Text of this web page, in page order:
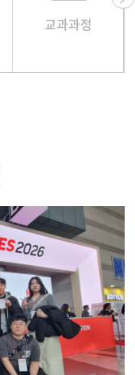
교과과정